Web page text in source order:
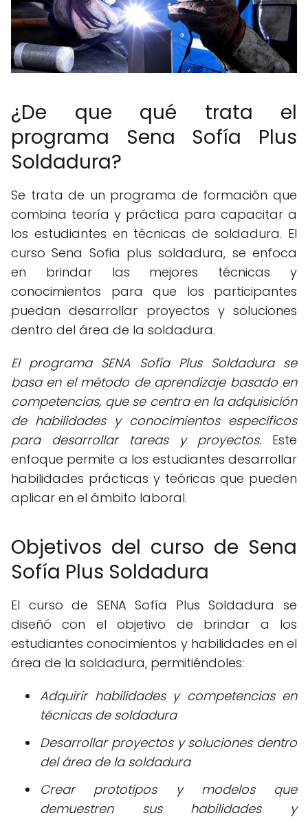
¿De que qué trata el
programa Sena Sofía Plus
Soldadura?
Se trata de un programa de formación que
combina teoría y práctica para capacitar a
los estudiantes en técnicas de soldadura. El
curso Sena Sofia plus soldadura, se enfoca
en brindar las mejores técnicas y
conocimientos para que los participantes
puedan desarrollar proyectos y soluciones
dentro del área de la soldadura.
El programa SENA Sofía Plus Soldadura se
basa en el método de aprendizaje basado en
competencias, que se centra en la adquisición
de habilidades y conocimientos específicos
para desarrollar tareas y proyectos. Este
enfoque permite a los estudiantes desarrollar
habilidades prácticas y teóricas que pueden
aplicar en el ámbito laboral.
Objetivos del curso de Sena
Sofía Plus Soldadura
El curso de SENA Sofía Plus Soldadura se
diseñó con el objetivo de brindar a los
estudiantes conocimientos y habilidades en el
área de la soldadura, permitiéndoles:
Adquirir habilidades y competencias en
técnicas de soldadura
Desarrollar proyectos y soluciones dentro
del área de la soldadura
Crear prototipos y modelos que
demuestren sus habilidades y